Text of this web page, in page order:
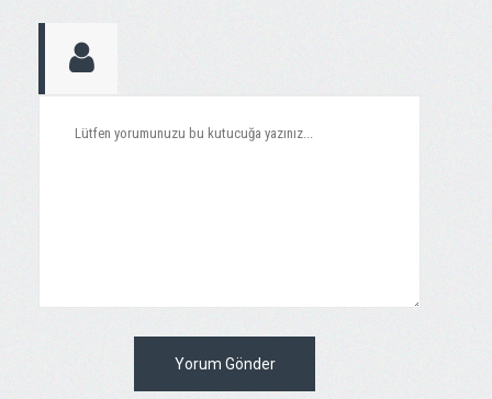
Yorum Gönder